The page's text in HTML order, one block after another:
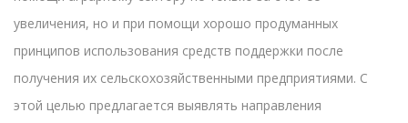
увеличения, но и при помощи хорошо продуманных
принципов использования средств поддержки после
получения их сельскохозяйственными предприятиями. С
этой целью предлагается выявлять направления